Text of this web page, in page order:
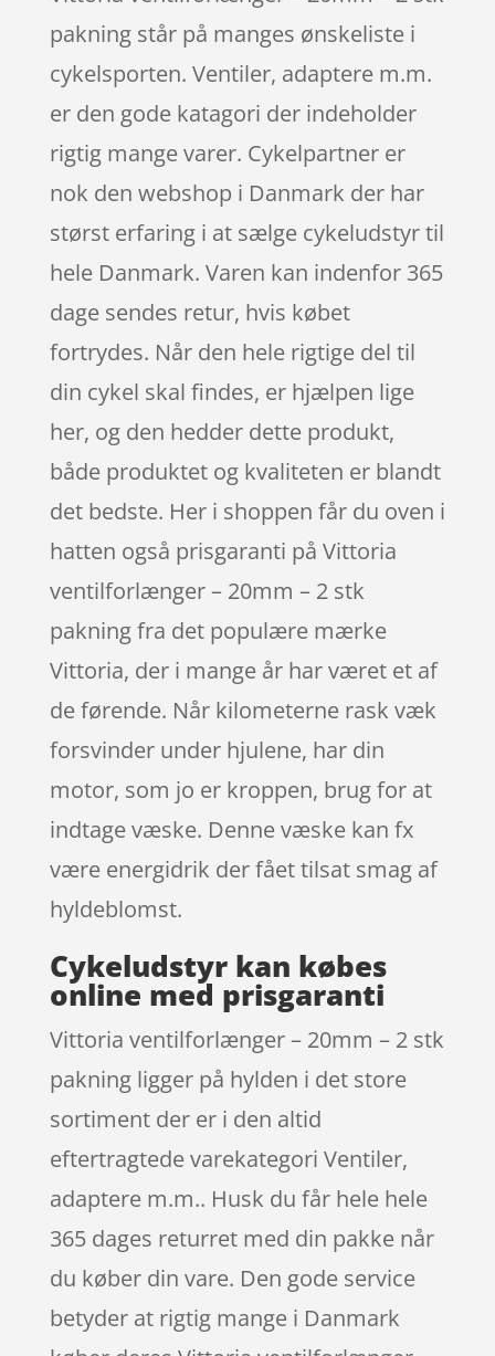
pakning står på manges ønskeliste i
cykelsporten. Ventiler, adaptere m.m.
er den gode katagori der indeholder
rigtig mange varer. Cykelpartner er
nok den webshop i Danmark der har
størst erfaring i at sælge cykeludstyr til
hele Danmark. Varen kan indenfor 365
dage sendes retur, hvis købet
fortrydes. Når den hele rigtige del til
din cykel skal findes, er hjælpen lige
her, og den hedder dette produkt,
både produktet og kvaliteten er blandt
det bedste. Her i shoppen får du oven i
hatten også prisgaranti på Vittoria
ventilforlænger – 20mm – 2 stk
pakning fra det populære mærke
Vittoria, der i mange år har været et af
de førende. Når kilometerne rask væk
forsvinder under hjulene, har din
motor, som jo er kroppen, brug for at
indtage væske. Denne væske kan fx
være energidrik der fået tilsat smag af
hyldeblomst.
Cykeludstyr kan købes
online med prisgaranti
Vittoria ventilforlænger – 20mm – 2 stk
pakning ligger på hylden i det store
sortiment der er i den altid
eftertragtede varekategori Ventiler,
adaptere m.m.. Husk du får hele hele
365 dages returret med din pakke når
du køber din vare. Den gode service
betyder at rigtig mange i Danmark